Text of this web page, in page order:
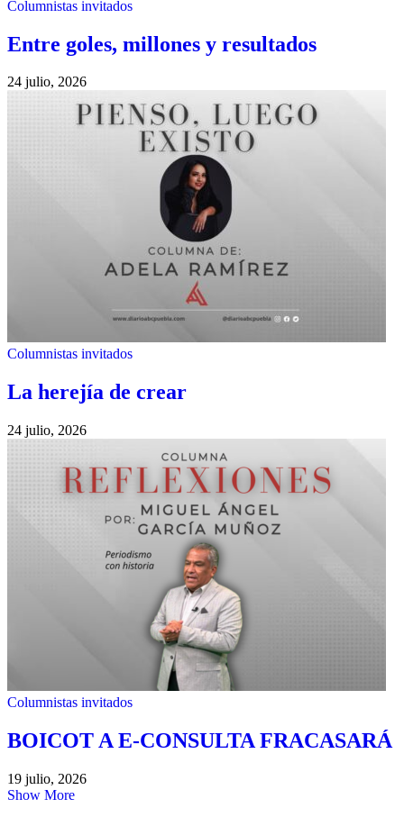
Columnistas invitados
Entre goles, millones y resultados
24 julio, 2026
Columnistas invitados
La herejía de crear
24 julio, 2026
Columnistas invitados
BOICOT A E-CONSULTA FRACASARÁ
19 julio, 2026
Show More